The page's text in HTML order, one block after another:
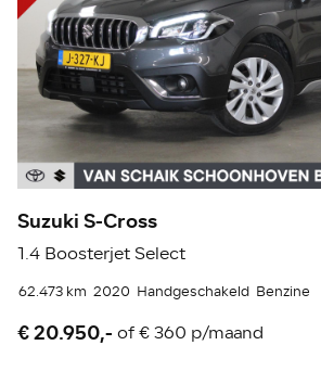
Suzuki S-Cross
1.4 Boosterjet Select
62.473 km 2020 Handgeschakeld Benzine
€ 20.950,- of€ 360 p/maand